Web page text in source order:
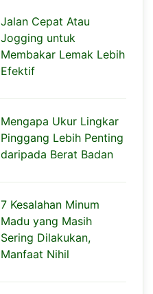
Jalan Cepat Atau
Jogging untuk
Membakar Lemak Lebih
Efektif
Mengapa Ukur Lingkar
Pinggang Lebih Penting
daripada Berat Badan
7 Kesalahan Minum
Madu yang Masih
Sering Dilakukan,
Manfaat Nihil